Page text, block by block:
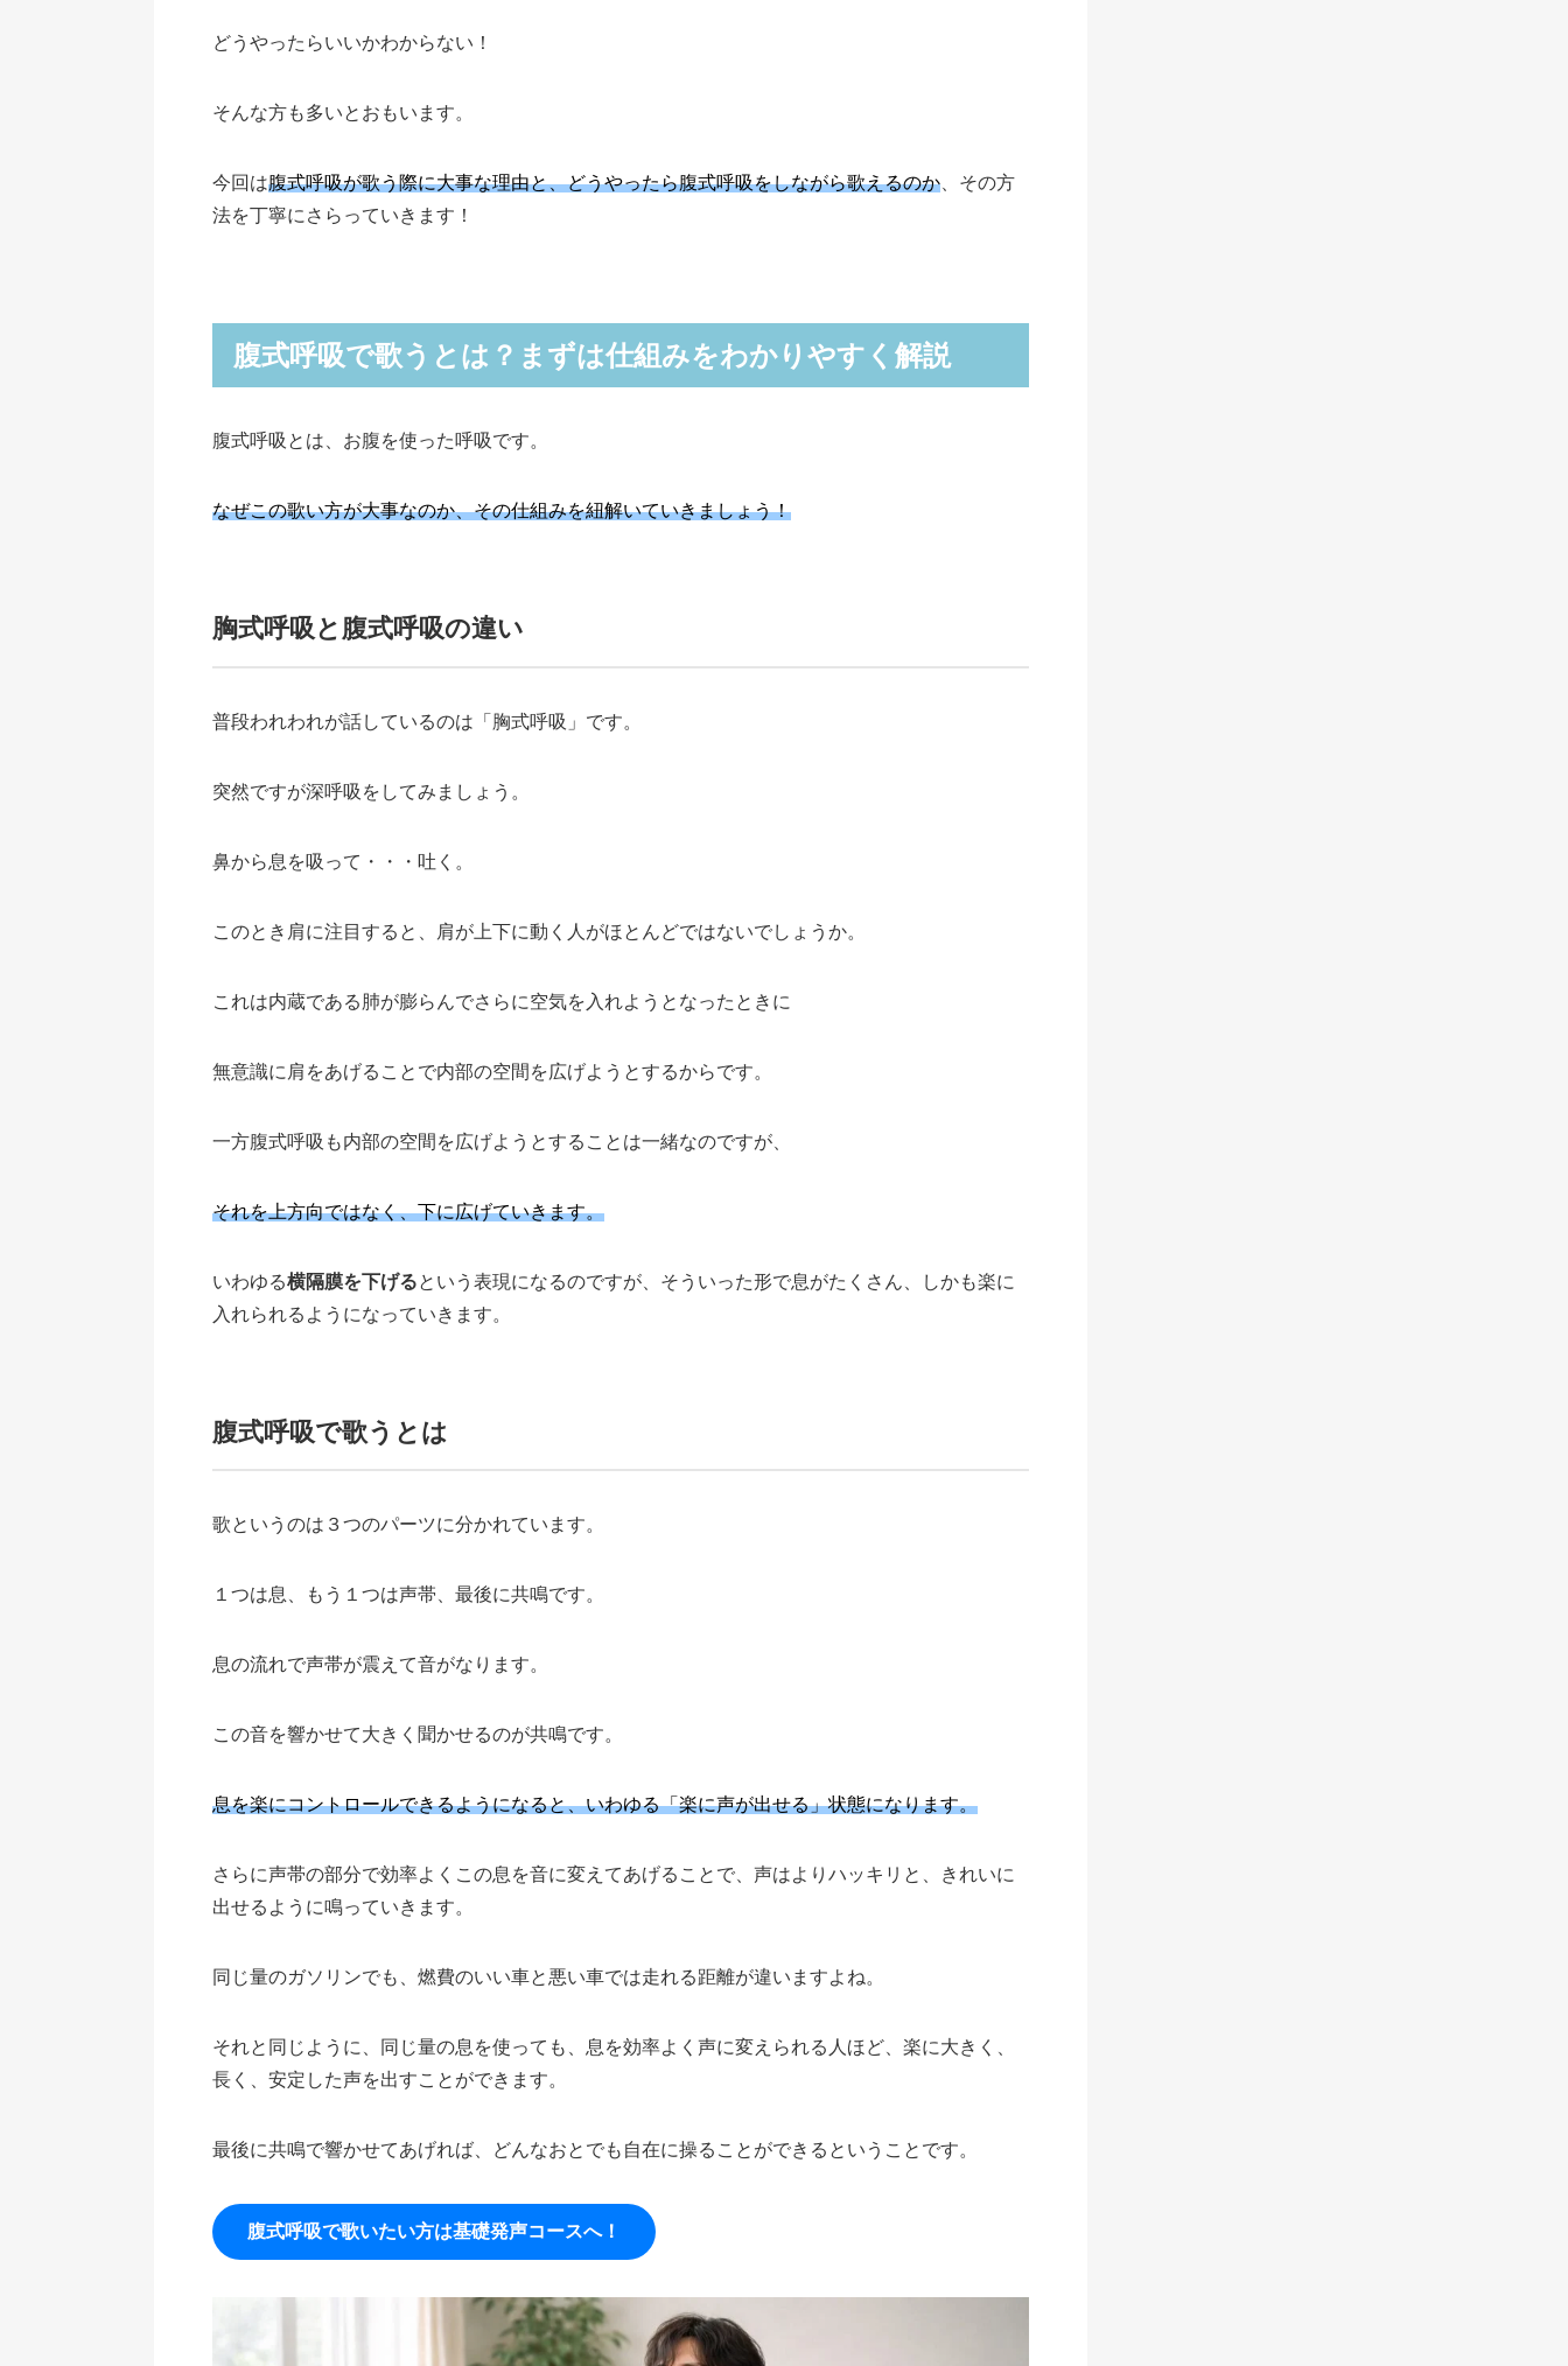
どうやったらいいかわからない！
そんな方も多いとおもいます。
今回は腹式呼吸が歌う際に大事な理由と、どうやったら腹式呼吸をしながら歌えるのか 、その方
法を丁寧にさらっていきます！
腹式呼吸で歌うとは？まずは仕組みをわかりやすく解説
腹式呼吸とは、お腹を使った呼吸です。
なぜこの歌い方が大事なのか、その仕組みを紐解いていきましょう！
胸式呼吸と腹式呼吸の違い
普段われわれが話しているのは「胸式呼吸」です。
突然ですが深呼吸をしてみましょう。
鼻から息を吸って・・・吐く。
このとき肩に注目すると、肩が上下に動く人がほとんどではないでしょうか。
これは内蔵である肺が膨らんでさらに空気を入れようとなったときに
無意識に肩をあげることで内部の空間を広げようとするからです。
一方腹式呼吸も内部の空間を広げようとすることは一緒なのですが、
それを上方向ではなく、下に広げていきます。
いわゆる横隔膜を下げるという表現になるのですが、そういった形で息がたくさん、しかも楽に
入れられるようになっていきます。
腹式呼吸で歌うとは
歌というのは３つのパーツに分かれています。
１つは息、もう１つは声帯、最後に共鳴です。
息の流れで声帯が震えて音がなります。
この音を響かせて大きく聞かせるのが共鳴です。
息を楽にコントロールできるようになると、いわゆる「楽に声が出せる」状態になります。
さらに声帯の部分で効率よくこの息を音に変えてあげることで、声はよりハッキリと、きれいに
出せるように鳴っていきます。
同じ量のガソリンでも、燃費のいい車と悪い車では走れる距離が違いますよね。
それと同じように、同じ量の息を使っても、息を効率よく声に変えられる人ほど、楽に大きく、
長く、安定した声を出すことができます。
最後に共鳴で響かせてあげれば、どんなおとでも自在に操ることができるということです。
腹式呼吸で歌いたい方は基礎発声コースへ！